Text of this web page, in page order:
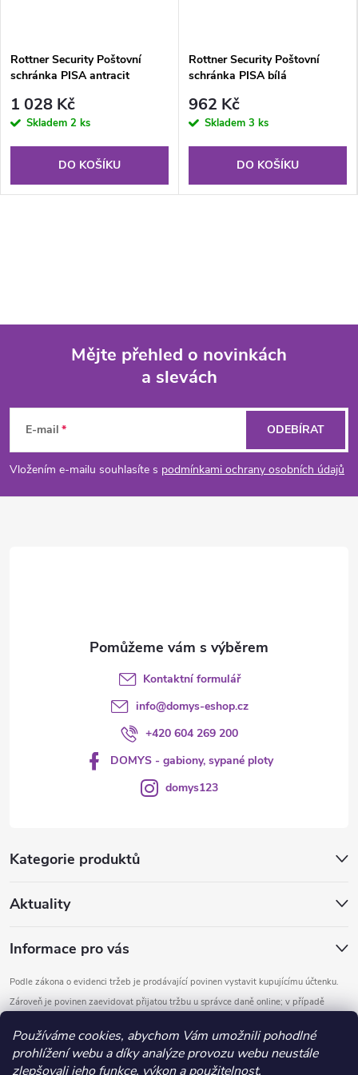
Používáme cookies, abychom Vám umožnili pohodlné
prohlížení webu a díky analýze provozu webu neustále
zlepšovali jeho funkce, výkon a použitelnost.
Rottner Security Poštovní
schránka PISA antracit
1 028 Kč
Skladem 2 ks
DO KOŠÍKU
Rottner Security Poštovní
schránka PISA bílá
962 Kč
Skladem 3 ks
DO KOŠÍKU
p
a
Mějte přehled o novinkách
a slevách
E-mail
Vložením e-mailu souhlasíte s podmínkami ochrany osobních údajů
ODEBÍRAT
Kategorie produktů
Aktuality
Informace pro vás
Podle zákona o evidenci tržeb je prodávající povinen vystavit kupujícímu účtenku.
Zároveň je povinen zaevidovat přijatou tržbu u správce daně online; v případě
Kontaktní formulář
info@domys-eshop.cz
+420 604 269 200
DOMYS - gabiony, sypané ploty
domys123
Copyright 2026DOMYS. Všechna práva vyhrazena.